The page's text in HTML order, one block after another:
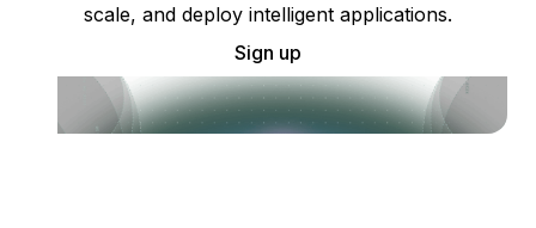
scale, and deploy intelligent applications.
Sign up